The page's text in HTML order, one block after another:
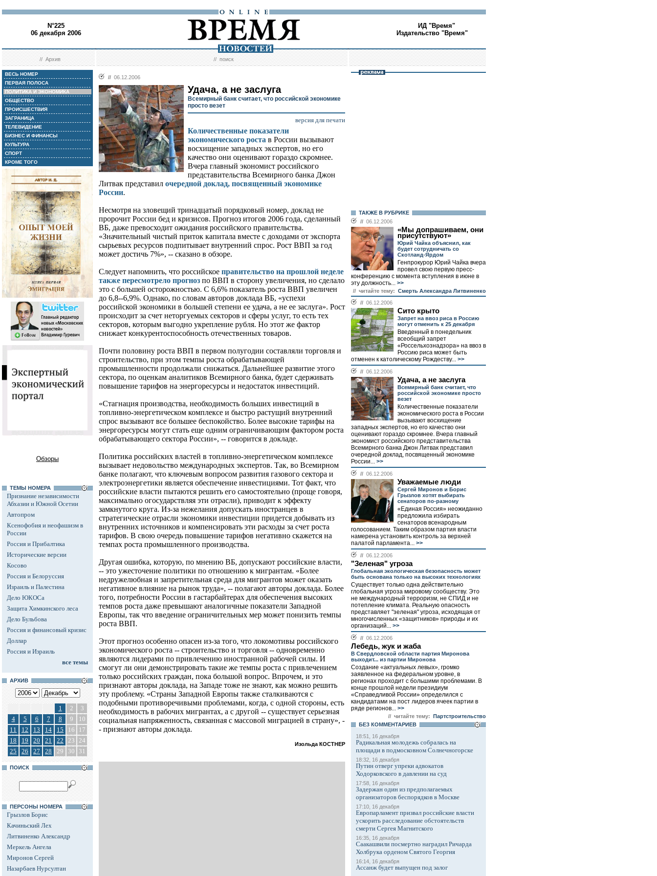
N°225
06 декабря 2006
ИД "Время"
Издательство "Время"
//Архив //поиск
ВЕСЬ НОМЕР
ПЕРВАЯ ПОЛОСА
ПОЛИТИКА И ЭКОНОМИКА
ОБЩЕСТВО
ПРОИСШЕСТВИЯ
ЗАГРАНИЦА
ТЕЛЕВИДЕНИЕ
БИЗНЕС И ФИНАНСЫ
КУЛЬТУРА
СПОРТ
КРОМЕ ТОГО
Обзоры
ТЕМЫ НОМЕРА
Признание независимости
Абхазии и Южной Осетии
Автопром
Ксенофобия и неофашизм в
России
Россия и Прибалтика
Исторические версии
Косово
Россия и Белоруссия
Израиль и Палестина
Дело ЮКОСа
Защита Химкинского леса
Дело Бульбова
Россия и финансовый кризис
Доллар
Россия и Израиль
все темы
АРХИВ
1 2
3
4
5 6 7 8 9
10
11
12 13 14 15 16
17
18
19 20 21 22 23 24
25
26 27 28 29 30 31
ПОИСК
ПЕРСОНЫ НОМЕРА
Грызлов Борис
Качиньский Лех
Литвиненко Александр
Меркель Ангела
Миронов Сергей
Назарбаев Нурсултан
// 06.12.2006
Удача, а не заслуга
Всемирный банк считает, что российской экономике
просто везет
версия для печати
Количественные показатели
экономического роста в России вызывают
восхищение западных экспертов, но его
качество они оценивают гораздо скромнее.
Вчера главный экономист российского
представительства Всемирного банка Джон
Литвак представил очередной доклад, посвященный экономике
России.
Несмотря на зловещий тринадцатый порядковый номер, доклад не
пророчит России бед и кризисов. Прогноз итогов 2006 года, сделанный
ВБ, даже превосходит ожидания российского правительства.
«Значительный чистый приток капитала вместе с доходами от экспорта
сырьевых ресурсов подпитывает внутренний спрос. Рост ВВП за год
может достичь 7%», -- сказано в обзоре.
Следует напомнить, что российское правительство на прошлой неделе
также пересмотрело прогноз по ВВП в сторону увеличения, но сделало
это с большей осторожностью. С 6,6% показатель роста ВВП увеличен
до 6,8--6,9%. Однако, по словам авторов доклада ВБ, «успехи
российской экономики в большей степени ее удача, а не ее заслуга». Рост
происходит за счет неторгуемых секторов и сферы услуг, то есть тех
секторов, которым выгодно укрепление рубля. Но этот же фактор
снижает конкурентоспособность отечественных товаров.
Почти половину роста ВВП в первом полугодии составляли торговля и
строительство, при этом темпы роста обрабатывающей
промышленности продолжали снижаться. Дальнейшее развитие этого
сектора, по оценкам аналитиков Всемирного банка, будет сдерживать
повышение тарифов на энергоресурсы и недостаток инвестиций.
«Стагнация производства, необходимость больших инвестиций в
топливно-энергетическом комплексе и быстро растущий внутренний
спрос вызывают все большее беспокойство. Более высокие тарифы на
энергоресурсы могут стать еще одним ограничивающим фактором роста
обрабатывающего сектора России», -- говорится в докладе.
Политика российских властей в топливно-энергетическом комплексе
вызывает недовольство международных экспертов. Так, во Всемирном
банке полагают, что ключевым вопросом развития газового сектора и
электроэнергетики является обеспечение инвестициями. Тот факт, что
российские власти пытаются решить его самостоятельно (проще говоря,
максимально огосударствляя эти отрасли), приводит к эффекту
замкнутого круга. Из-за нежелания допускать иностранцев в
стратегические отрасли экономики инвестиции придется добывать из
внутренних источников и компенсировать эти расходы за счет роста
тарифов. В свою очередь повышение тарифов негативно скажется на
темпах роста промышленного производства.
Другая ошибка, которую, по мнению ВБ, допускают российские власти,
-- это ужесточение политики по отношению к мигрантам. «Более
недружелюбная и запретительная среда для мигрантов может оказать
негативное влияние на рынок труда», -- полагают авторы доклада. Более
того, потребности России в гастарбайтерах для обеспечения высоких
темпов роста даже превышают аналогичные показатели Западной
Европы, так что введение ограничительных мер может понизить темпы
роста ВВП.
Этот прогноз особенно опасен из-за того, что локомотивы российского
экономического роста -- строительство и торговля -- одновременно
являются лидерами по привлечению иностранной рабочей силы. И
смогут ли они демонстрировать такие же темпы роста с привлечением
только российских граждан, пока большой вопрос. Впрочем, и это
признают авторы доклада, на Западе тоже не знают, как можно решить
эту проблему. «Страны Западной Европы также сталкиваются с
подобными противоречивыми проблемами, когда, с одной стороны, есть
необходимость в рабочих мигрантах, а с другой -- существует серьезная
социальная напряженность, связанная с массовой миграцией в страну», -
- признают авторы доклада.
Изольда КОСТНЕР
ТАКЖЕ В РУБРИКЕ
// 06.12.2006
«Мы допрашиваем, они
присутствуют»
Юрий Чайка объяснил, как
будет сотрудничать со
Скотланд-Ярдом
Генпрокурор Юрий Чайка вчера
провел свою первую пресс-
конференцию с момента вступления в июне в
эту должность... >>
// читайте тему: Cмерть Александра Литвиненко
// 06.12.2006
Сито крыто
Запрет на ввоз риса в Россию
могут отменить к 25 декабря
Введенный в понедельник
всеобщий запрет
«Россельхознадзора» на ввоз в
Россию риса может быть
отменен к католическому Рождеству... >>
// 06.12.2006
Удача, а не заслуга
Всемирный банк считает, что
российской экономике просто
везет
Количественные показатели
экономического роста в России
вызывают восхищение
западных экспертов, но его качество они
оценивают гораздо скромнее. Вчера главный
экономист российского представительства
Всемирного банка Джон Литвак представил
очередной доклад, посвященный экономике
России... >>
// 06.12.2006
Уважаемые люди
Сергей Миронов и Борис
Грызлов хотят выбирать
сенаторов по-разному
«Единая Россия» неожиданно
предложила избирать
сенаторов всенародным
голосованием. Таким образом партия власти
намерена установить контроль за верхней
палатой парламента... >>
// 06.12.2006
"Зеленая" угроза
Глобальная экологическая безопасность может
быть основана только на высоких технологиях
Существует только одна действительно
глобальная угроза мировому сообществу. Это
не международный терроризм, не СПИД и не
потепление климата. Реальную опасность
представляет "зеленая" угроза, исходящая от
многочисленных «защитников» природы и их
организаций... >>
// 06.12.2006
Лебедь, жук и жаба
В Свердловской области партия Миронова
выходит... из партии Миронова
Создание «актуальных левых», громко
заявленное на федеральном уровне, в
регионах проходит с большими проблемами. В
конце прошлой недели президиум
«Справедливой России» определился с
кандидатами на пост лидеров ячеек партии в
ряде регионов... >>
// читайте тему: Партстроительство
БЕЗ КОМMЕНТАРИЕВ
18:51, 16 декабря
Радикальная молодежь собралась на
площади в подмосковном Солнечногорске
18:32, 16 декабря
Путин отверг упреки адвокатов
Ходорковского в давлении на суд
17:58, 16 декабря
Задержан один из предполагаемых
организаторов беспорядков в Москве
17:10, 16 декабря
Европарламент призвал российские власти
ускорить расследование обстоятельств
смерти Сергея Магнитского
16:35, 16 декабря
Саакашвили посмертно наградил Ричарда
Холбрука орденом Святого Георгия
16:14, 16 декабря
Ассанж будет выпущен под залог